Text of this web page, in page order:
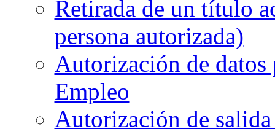
Retirada de un título
persona autorizada)
Autorización de datos
Empleo
Autorización de